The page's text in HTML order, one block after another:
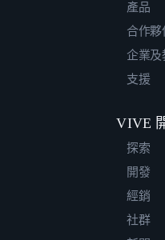
產品
合作夥
企業及
支援
VIVE
探索
開發
經銷
社群